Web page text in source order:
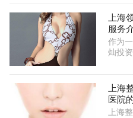
上海
服务
作为
灿投
上海
医院
上海